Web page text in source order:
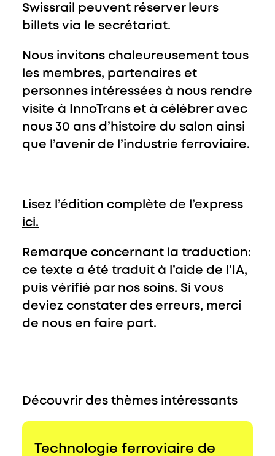
Swissrail peuvent réserver leurs
billets via le secrétariat.
Nous invitons chaleureusement tous
les membres, partenaires et
personnes intéressées à nous rendre
visite à InnoTrans et à célébrer avec
nous 30 ans d’histoire du salon ainsi
que l’avenir de l’industrie ferroviaire.
Lisez l’édition complète de l’express
ici.
Remarque concernant la traduction:
ce texte a été traduit à l’aide de l’IA,
puis vérifié par nos soins. Si vous
deviez constater des erreurs, merci
de nous en faire part.
Découvrir des thèmes intéressants
Technologie ferroviaire de